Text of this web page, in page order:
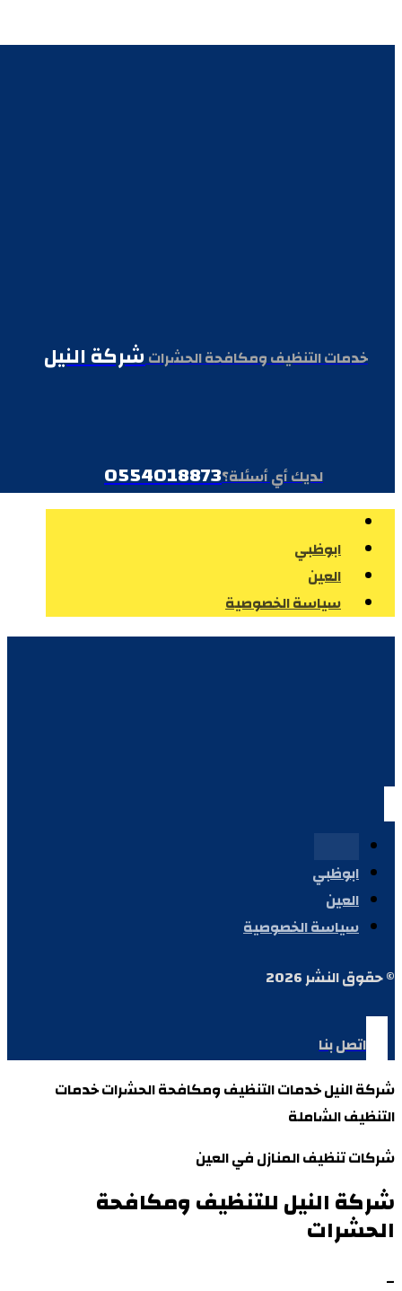
خدمات التنظيف ومكافحة الحشراتشركة النيل
لديك أي أسئلة؟0554018873
ابوظبي
العين
سياسة الخصوصية
ابوظبي
العين
سياسة الخصوصية
© حقوق النشر 2026
اتصل بنا
شركة النيلخدمات التنظيف ومكافحة الحشراتخدمات
التنظيف الشاملة
شركات تنظيف المنازل في العين
شركة النيل للتنظيف ومكافحة
الحشرات
_